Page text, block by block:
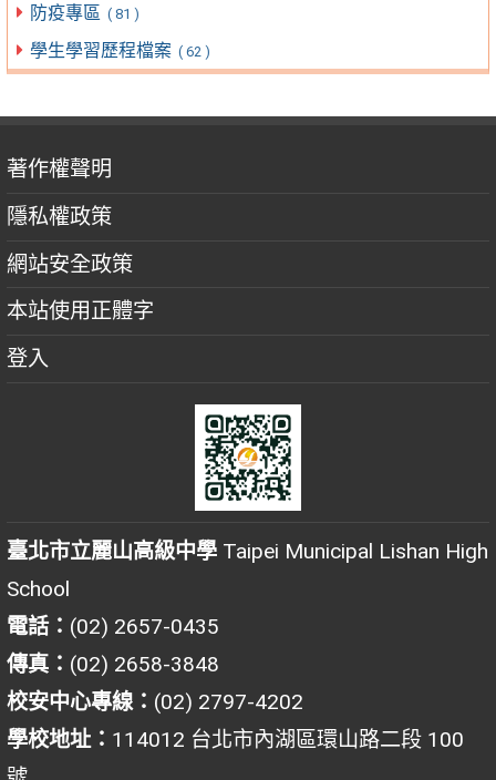
防疫專區 ( 81 )
學生學習歷程檔案 ( 62 )
著作權聲明
隱私權政策
網站安全政策
本站使用正體字
登入
臺北市立麗山高級中學 Taipei Municipal Lishan High
School
電話： (02) 2657-0435
傳真： (02) 2658-3848
校安中心專線： (02) 2797-4202
學校地址： 114012 台北市內湖區環山路二段 100